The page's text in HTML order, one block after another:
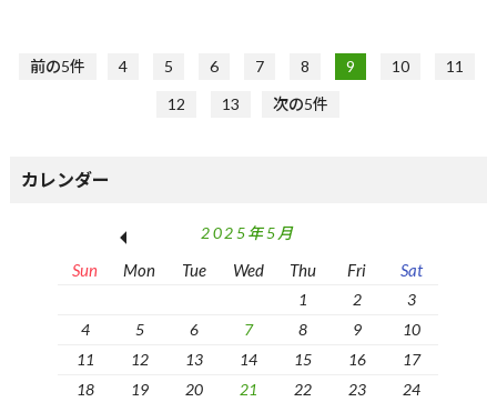
前の5件 4 5 6 7 8 9 10
11
12
13 次の5件
カレンダー
2025年5月
Sun Mon Tue Wed Thu Fri Sat
1 2
3
4
5 6 7 8 9
10
11
12 13 14 15 16
17
18
19 20 21 22 23
24